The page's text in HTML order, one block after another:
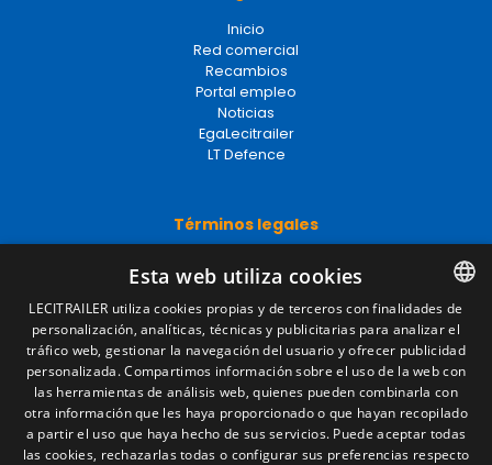
Recambios
Portal empleo
Noticias
EgaLecitrailer
LT Defence
Aviso legal
Política de privacidad
Política de cookies
Condiciones generales de venta
Gestionar cookies
Contacto
Camino de los Huertos, S/N. Apdo 100
50620 - Casetas (Zaragoza) SPAIN
SPANISH
ENGLISH
FRENCH
ITALIAN
Esta web utiliza cookies
LECITRAILER utiliza cookies propias y de terceros con finalidades de
personalización, analíticas, técnicas y publicitarias para analizar el
tráfico web, gestionar la navegación del usuario y ofrecer publicidad
personalizada. Compartimos información sobre el uso de la web con
las herramientas de análisis web, quienes pueden combinarla con
otra información que les haya proporcionado o que hayan recopilado
a partir el uso que haya hecho de sus servicios. Puede aceptar todas
las cookies, rechazarlas todas o configurar sus preferencias respecto